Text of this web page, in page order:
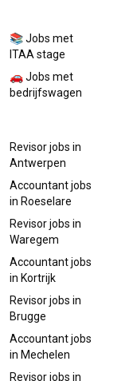
📚 Jobs met
ITAA stage
🚗 Jobs met
bedrijfswagen
Revisorjobs in
Antwerpen
Accountantjobs
in Roeselare
Revisorjobs in
Waregem
Accountantjobs
in Kortrijk
Revisorjobs in
Brugge
Accountantjobs
in Mechelen
Revisorjobs in